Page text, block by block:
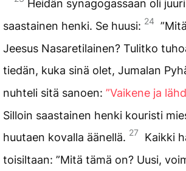
Heidän synagogassaan oli
saastainen henki. Se huusi: 24
Jeesus Nasaretilainen? Tulitko
tiedän, kuka sinä olet, Jumalan
nuhteli sitä sanoen: ”Vaikene ja
Silloin saastainen henki kouristi
huutaen kovalla äänellä. 27
Kaikki
toisiltaan: ”Mitä tämä on? Uusi,